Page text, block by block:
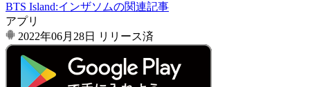
BTS Island:インザソムの関連記事
アプリ
2022年06月28日
リリース済